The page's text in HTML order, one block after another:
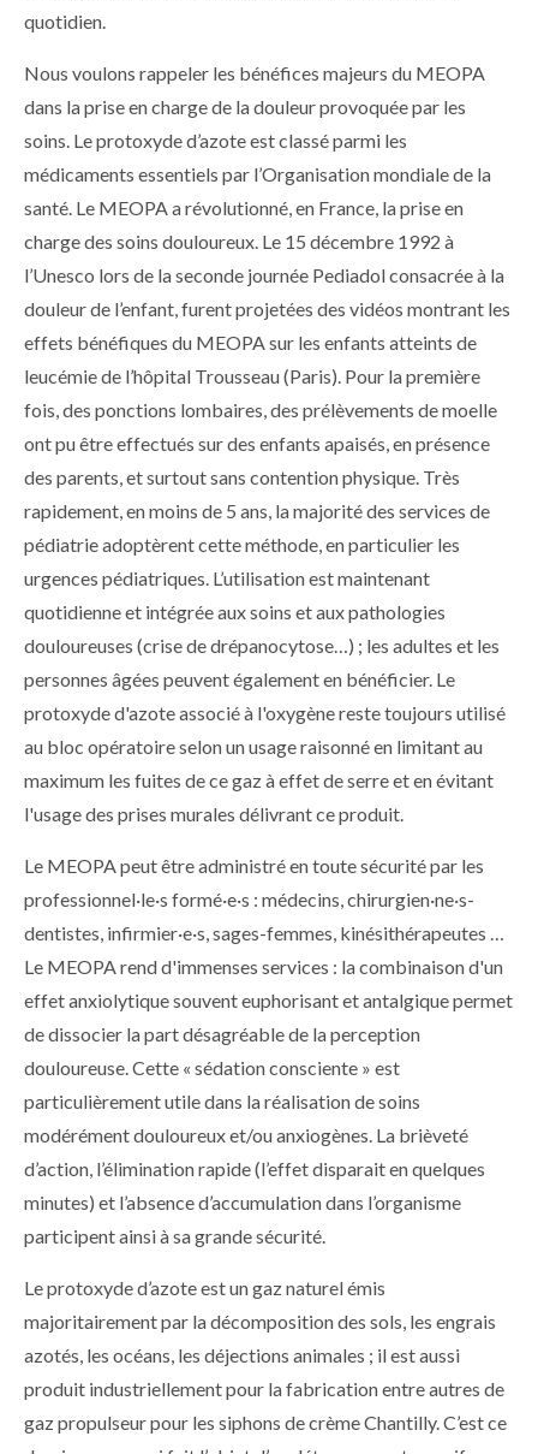
quotidien.
Nous voulons rappeler les bénéfices majeurs du MEOPA
dans la prise en charge de la douleur provoquée par les
soins. Le protoxyde d’azote est classé parmi les
médicaments essentiels par l’Organisation mondiale de la
santé. Le MEOPA a révolutionné, en France, la prise en
charge des soins douloureux. Le 15 décembre 1992 à
l’Unesco lors de la seconde journée Pediadol consacrée à la
douleur de l’enfant, furent projetées des vidéos montrant les
effets bénéfiques du MEOPA sur les enfants atteints de
leucémie de l’hôpital Trousseau (Paris). Pour la première
fois, des ponctions lombaires, des prélèvements de moelle
ont pu être effectués sur des enfants apaisés, en présence
des parents, et surtout sans contention physique. Très
rapidement, en moins de 5 ans, la majorité des services de
pédiatrie adoptèrent cette méthode, en particulier les
urgences pédiatriques. L’utilisation est maintenant
quotidienne et intégrée aux soins et aux pathologies
douloureuses (crise de drépanocytose…) ; les adultes et les
personnes âgées peuvent également en bénéficier. Le
protoxyde d'azote associé à l'oxygène reste toujours utilisé
au bloc opératoire selon un usage raisonné en limitant au
maximum les fuites de ce gaz à effet de serre et en évitant
l'usage des prises murales délivrant ce produit.
Le MEOPA peut être administré en toute sécurité par les
professionnel·le·s formé·e·s : médecins, chirurgien·ne·s-
dentistes, infirmier·e·s, sages-femmes, kinésithérapeutes …
Le MEOPA rend d'immenses services : la combinaison d'un
effet anxiolytique souvent euphorisant et antalgique permet
de dissocier la part désagréable de la perception
douloureuse. Cette « sédation consciente » est
particulièrement utile dans la réalisation de soins
modérément douloureux et/ou anxiogènes. La brièveté
d’action, l’élimination rapide (l’effet disparait en quelques
minutes) et l’absence d’accumulation dans l’organisme
participent ainsi à sa grande sécurité.
Le protoxyde d’azote est un gaz naturel émis
majoritairement par la décomposition des sols, les engrais
azotés, les océans, les déjections animales ; il est aussi
produit industriellement pour la fabrication entre autres de
gaz propulseur pour les siphons de crème Chantilly. C’est ce